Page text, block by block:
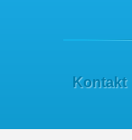
Kontakt